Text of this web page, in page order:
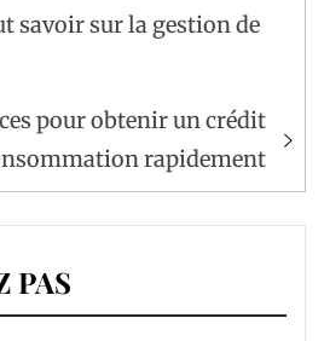
savoir sur la gestion de
pour obtenir un crédit
rapidement
PAS